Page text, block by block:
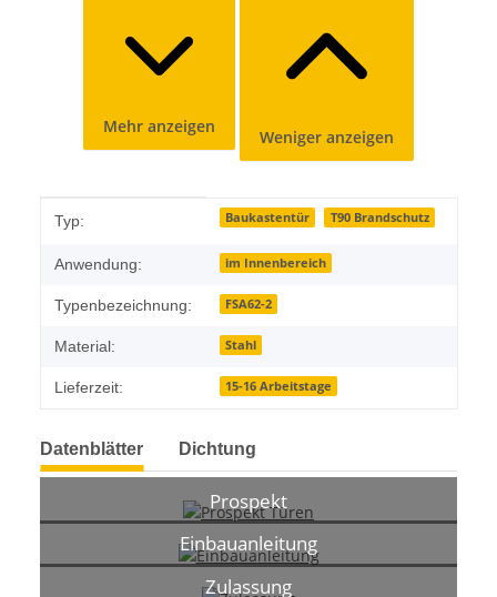
Mehr anzeigen
Weniger anzeigen
Produkteigenschaft
Wert
Typ: Baukastentür T90 Brandschutz
Anwendung: im Innenbereich
Typenbezeichnung: FSA62-2
Material: Stahl
Lieferzeit: 15-16 Arbeitstage
Datenblätter Dichtung
Prospekt
Einbauanleitung
Zulassung